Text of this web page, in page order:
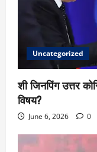
Uncategorized
शी जिनपिंग उत्तर
विषय?
June 6, 2026 0